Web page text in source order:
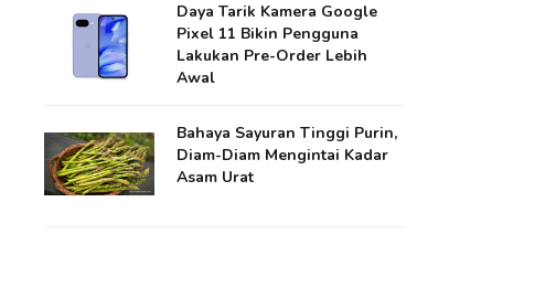
Daya Tarik Kamera Google
Pixel 11 Bikin Pengguna
Lakukan Pre-Order Lebih
Awal
Bahaya Sayuran Tinggi Purin,
Diam-Diam Mengintai Kadar
Asam Urat